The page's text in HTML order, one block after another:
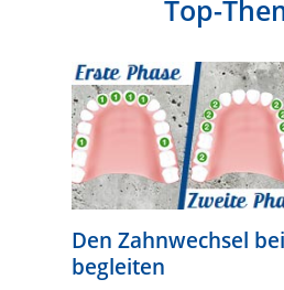
Top-
Den Zahnwechsel
begleiten